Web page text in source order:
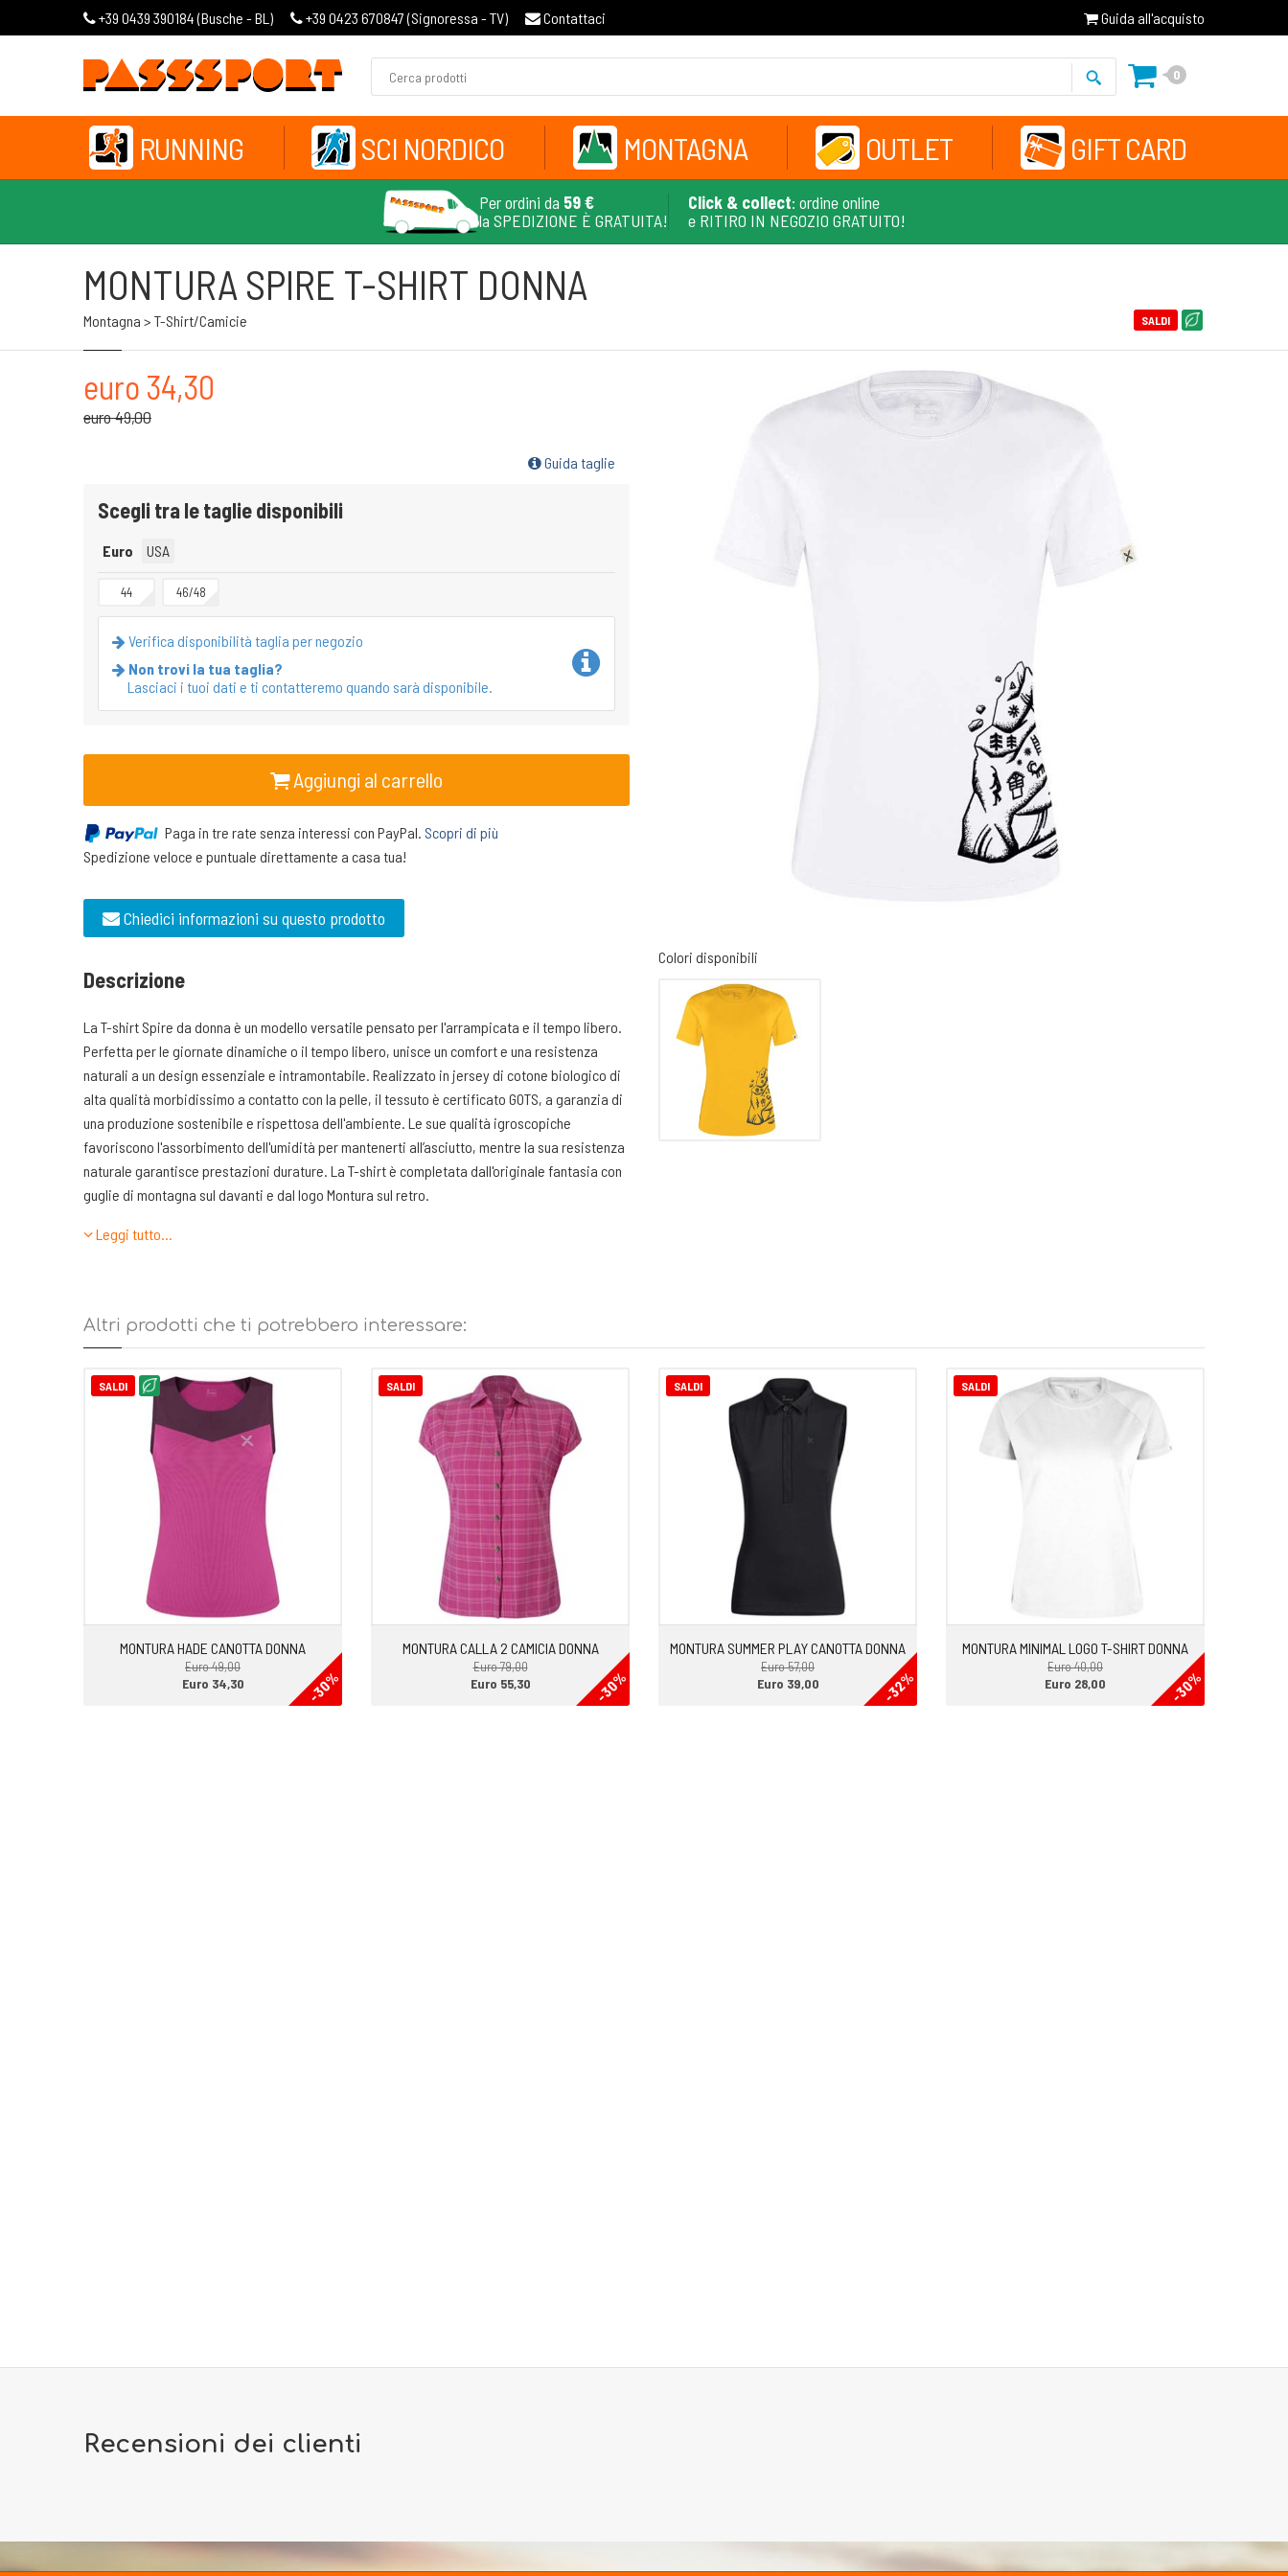
+39 0439 390184 (Busche - BL ) +39 0423 670847 (Signoressa - TV) Contattaci Guida all'acquisto
0
RUNNING SCI NORDICO MONTAGNA OUTLET GIFT CARD
Per ordini da 59 €
la SPEDIZIONE È GRATUITA!
Click & collect: ordine online
e RITIRO IN NEGOZIO GRATUITO!
MONTURA SPIRE T-SHIRT DONNA
Montagna > T-Shirt/camicie SALDI
Colori disponibili
euro 34,30
euro 49,00
Guida taglie
Scegli tra le taglie disponibili
Euro USA
44 46/48
Verifica disponibilità taglia per negozio
Non trovi la tua taglia?
Lasciaci i tuoi dati e ti contatteremo quando sarà disponibile.
Aggiungi al carrello
Paga in tre rate senza interessi con PayPal. Scopri di più
Spedizione veloce e puntuale direttamente a casa tua!
Chiedici informazioni su questo prodotto
Descrizione
La T-shirt Spire da donna è un modello versatile pensato per l'arrampicata e il tempo libero.
Perfetta per le giornate dinamiche o il tempo libero, unisce un comfort e una resistenza
naturali a un design essenziale e intramontabile. Realizzato in jersey di cotone biologico di
alta qualità morbidissimo a contatto con la pelle, il tessuto è certificato GOTS, a garanzia di
una produzione sostenibile e rispettosa dell'ambiente. Le sue qualità igroscopiche
favoriscono l'assorbimento dell'umidità per mantenerti all’asciutto, mentre la sua resistenza
naturale garantisce prestazioni durature. La T-shirt è completata dall'originale fantasia con
guglie di montagna sul davanti e dal logo Montura sul retro.
Caratteristiche tecniche:
•Tessuto jersey in cotone organico certificato GOTS
•Capo ideale per arrampicata, varie attività outdoor e tempo libero
Leggi tutto…
Altri prodotti che ti potrebbero interessare:
SALDI
MONTURA HADE CANOTTA DONNA
Euro 49,00
-30%
Euro 34,30
SALDI
MONTURA CALLA 2 CAMICIA DONNA
Euro 79,00
-30%
Euro 55,30
SALDI
MONTURA SUMMER PLAY CANOTTA DONNA
Euro 57,00
-32%
Euro 39,00
SALDI
MONTURA MINIMAL LOGO T-SHIRT DONNA
Euro 40,00
-30%
Euro 28,00
Recensioni dei clienti